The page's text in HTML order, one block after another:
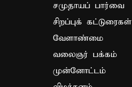
சமுதாயப் பார்வை
சிறப்புக் கட்டுரைகள்
வேளாண்மை
வலைஞர் பக்கம்
முன்னோட்டம்